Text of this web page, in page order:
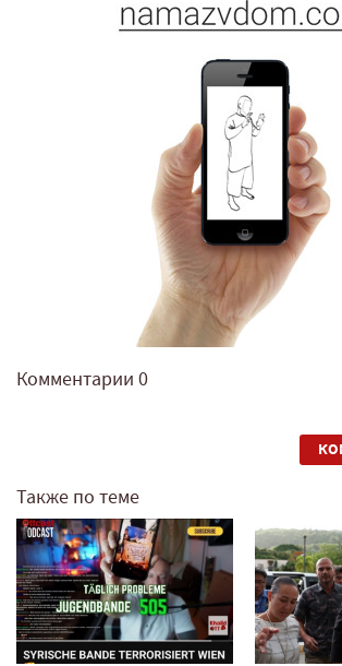
Комментарии 0
Также по теме